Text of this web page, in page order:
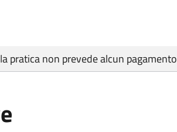
pratica non prevede alcun pagamento